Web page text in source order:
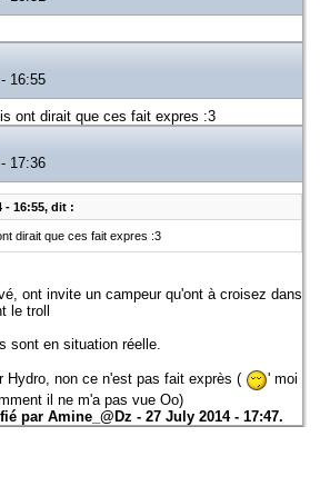
16:55
ont dirait que ces fait expres :3
17:36
- 16:55, dit :
dirait que ces fait expres :3
ont invite un campeur qu'ont à croisez dans
le troll
sont en situation réelle.
Hydro, non ce n'est pas fait exprès (
' moi
il ne m'a pas vue Oo)
par Amine_@Dz - 27 July 2014 - 17:47.